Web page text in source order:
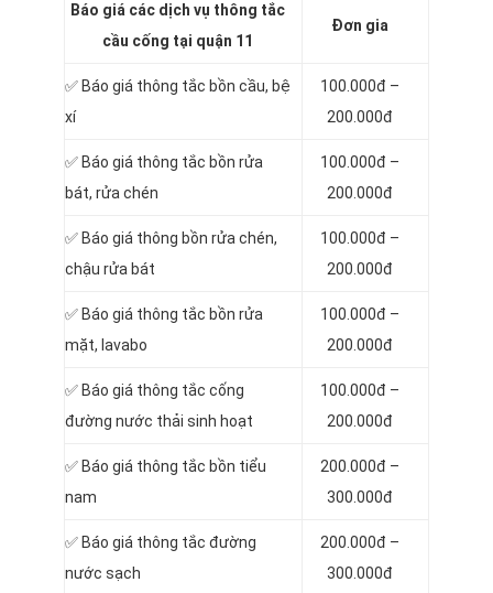
Báo giá các dịch vụ thông tắc
cầu cống tại quận 11
Đơn gia
✅ Báo giá thông tắc bồn cầu, bệ
xí
100.000đ –
200.000đ
✅ Báo giá thông tắc bồn rửa
bát, rửa chén
100.000đ –
200.000đ
✅ Báo giá thông bồn rửa chén,
chậu rửa bát
100.000đ –
200.000đ
✅ Báo giá thông tắc bồn rửa
mặt, lavabo
100.000đ –
200.000đ
‎✅ Báo giá thông tắc cống
đường nước thải sinh hoạt
100.000đ –
200.000đ
✅ Báo giá thông tắc bồn tiểu
nam
200.000đ –
300.000đ
✅ Báo giá thông tắc đường
nước sạch
200.000đ –
300.000đ